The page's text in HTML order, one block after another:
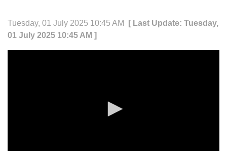
Tuesday, 01 July 2025 10:45 AM
[ Last Update: Tuesday,
01 July 2025 10:45 AM ]